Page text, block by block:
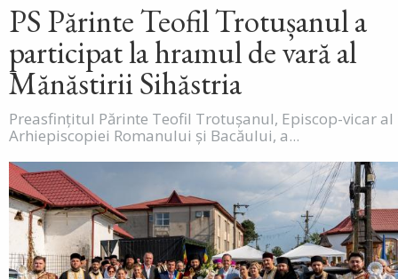
PS Părinte Teofil Trotușanul a
participat la hramul de vară al
Mănăstirii Sihăstria
Preasfințitul Părinte Teofil Trotușanul, Episcop-vicar al
Arhiepiscopiei Romanului și Bacăului, a...